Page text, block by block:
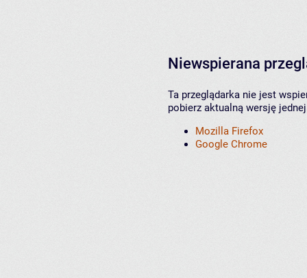
Niewspierana
Ta przeglądarka nie jest
pobierz aktualną wersję
Mozilla Firefox
Google Chrome